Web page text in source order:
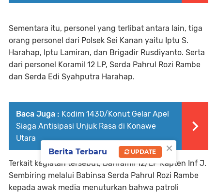
Sementara itu, personel yang terlibat antara lain, tiga
orang personel dari Polsek Sei Kanan yaitu Iptu S.
Harahap, Iptu Lamiran, dan Brigadir Rusdiyanto. Serta
dari personel Koramil 12 LP, Serda Pahrul Rozi Rambe
dan Serda Edi Syahputra Harahap.
Baca Juga : Kodim 1430/Konut Gelar Apel
Siaga Antisipasi Unjuk Rasa di Konawe
Utara
Terkait kegiatan tersebut, Danramil 12/LP Kapten Inf J.
Sembiring melalui Babinsa Serda Pahrul Rozi Rambe
kepada awak media menuturkan bahwa patroli
×
Berita Terbaru UPDATE